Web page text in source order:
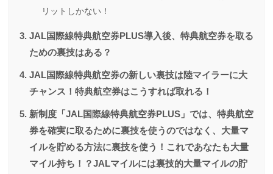
リットしかない！
JAL国際線特典航空券PLUS導入後、特典航空券を取る
ための裏技はある？
JAL国際線特典航空券の新しい裏技は陸マイラーに大
チャンス！特典航空券はこうすれば取れる！
新制度「JAL国際線特典航空券PLUS」では、特典航空
券を確実に取るために裏技を使うのではなく、大量マ
イルを貯める方法に裏技を使う！これであなたも大量
マイル持ち！？JALマイルには裏技的大量マイルの貯